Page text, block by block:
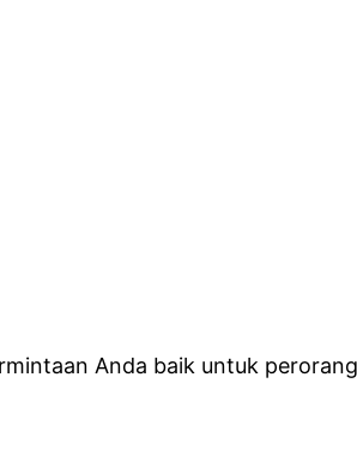
Anda baik untuk